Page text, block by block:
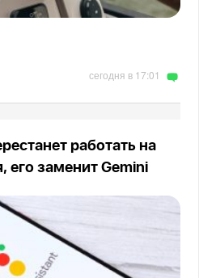
сегодня в 17:01
работать на
его заменит Gemini